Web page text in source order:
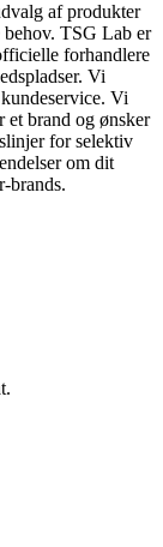
af produkter
TSG Lab er
forhandlere
Vi
Vi
et brand og ønsker
for selektiv
om dit
brands.